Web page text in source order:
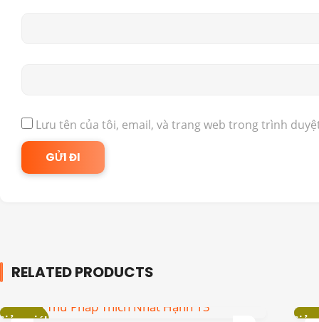
Lưu tên của tôi, email, và trang web trong trình
RELATED PRODUCTS